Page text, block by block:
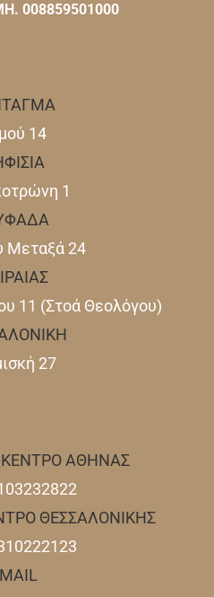
008859501000
14
1
Μεταξά 24
11 (Στοά Θεολόγου)
27
ΑΘΗΝΑΣ
ΘΕΣΣΑΛΟΝΙΚΗΣ